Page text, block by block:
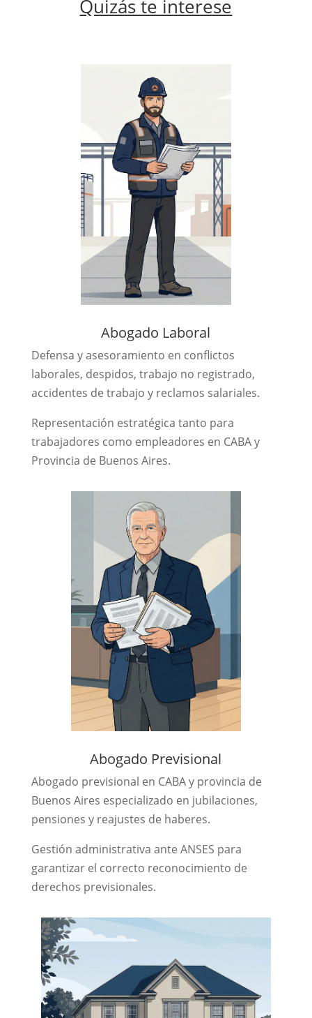
Quizás te interese
Abogado Laboral
Defensa y asesoramiento en conflictos
laborales, despidos, trabajo no registrado,
accidentes de trabajo y reclamos salariales.
Representación estratégica tanto para
trabajadores como empleadores en CABA y
Provincia de Buenos Aires.
Abogado Previsional
Abogado previsional en CABA y provincia de
Buenos Aires especializado en jubilaciones,
pensiones y reajustes de haberes.
Gestión administrativa ante ANSES para
garantizar el correcto reconocimiento de
derechos previsionales.